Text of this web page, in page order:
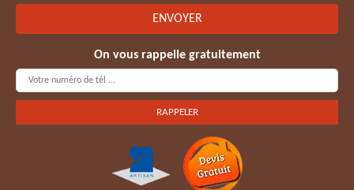
On vous rappelle gratuitement